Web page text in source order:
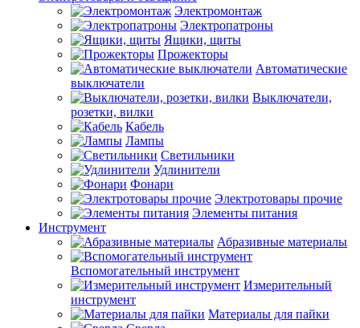
Электромонтаж
Электропатроны
Ящики, щиты
Прожекторы
Автоматические
выключатели
Выключатели,
розетки, вилки
Кабель
Лампы
Светильники
Удлинители
Фонари
Электротовары прочие
Элементы питания
Инструмент
Абразивные материалы
Вспомогательный инструмент
Измерительный
инструмент
Материалы для пайки